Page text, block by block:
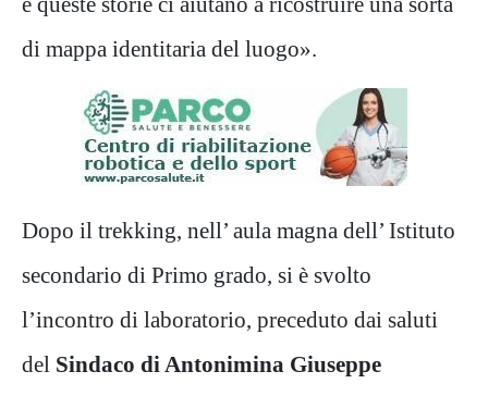
di mappa identitaria del luogo».
Dopo il trekking, nell’ aula magna dell’ Istituto
secondario di Primo grado, si è svolto
l’incontro di laboratorio, preceduto dai saluti
del Sindaco di Antonimina Giuseppe